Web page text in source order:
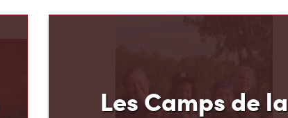
Les Camps de la